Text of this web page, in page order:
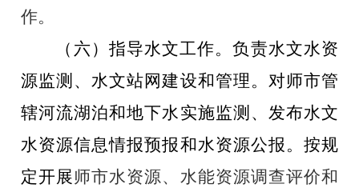
作。
（六）指导水文工作。负责水文水资
源监测、水文站网建设和管理。对师市管
辖河流湖泊和地下水实施监测、发布水文
水资源信息情报预报和水资源公报。按规
定开展师市水资源、水能资源调查评价和